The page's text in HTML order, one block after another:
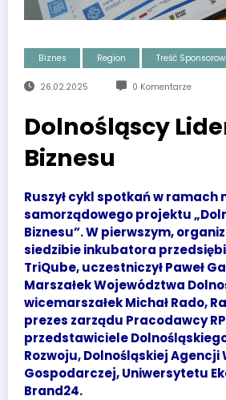
Biznes Region Treść
26.02.2025 0 Komentarze
Dolnośląscy
Biznesu
Ruszył cykl spotkań w ramach
samorządowego projektu
Biznesu”. W pierwszym,
siedzibie inkubatora
TriQube, uczestniczył Paweł
Marszałek Województwa
wicemarszałek Michał Rado,
prezes zarządu Pracodawcy
przedstawiciele
Rozwoju, Dolnośląskiej Agencji
Gospodarczej, Uniwersytetu
Brand24.